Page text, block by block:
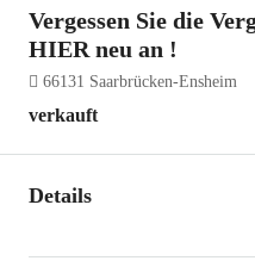
Vergessen Sie die
HIER neu an !
66131 Saarbrücken-Ensheim
verkauft
Details